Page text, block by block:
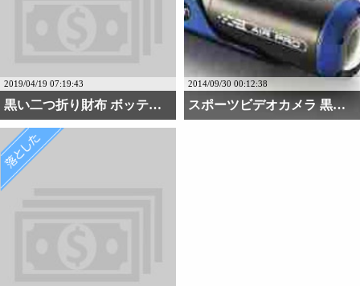
2019/04/19 07:19:43
黒い二つ折り財布 ボッテ・・・
2014/09/30 00:12:38
スポーツビデオカメラ 黒・・・